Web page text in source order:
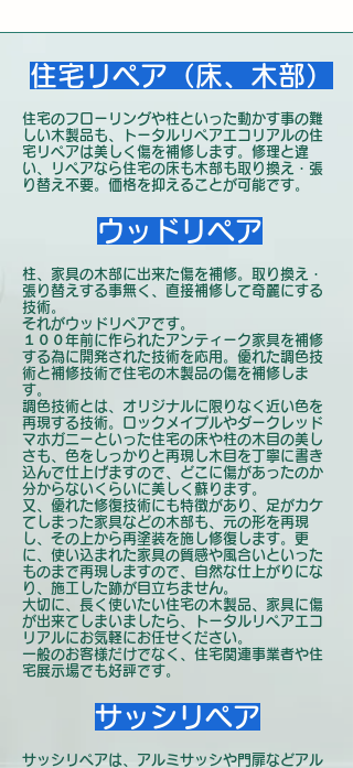
住宅リペア（床、木部）
住宅のフローリングや柱といった動かす事の難
しい木製品も、トータルリペアエコリアルの住
宅リペアは美しく傷を補修します。修理と違
い、リペアなら住宅の床も木部も取り換え・張
り替え不要。価格を抑えることが可能です。
ウッドリペア
柱、家具の木部に出来た傷を補修。取り換え・
張り替えする事無く、直接補修して奇麗にする
技術。
それがウッドリペアです。
１００年前に作られたアンティーク家具を補修
する為に開発された技術を応用。優れた調色技
術と補修技術で住宅の木製品の傷を補修しま
す。
調色技術とは、オリジナルに限りなく近い色を
再現する技術。ロックメイプルやダークレッド
マホガニーといった住宅の床や柱の木目の美し
さも、色をしっかりと再現し木目を丁寧に書き
込んで仕上げますので、どこに傷があったのか
分からないくらいに美しく蘇ります。
又、優れた修復技術にも特徴があり、足がカケ
てしまった家具などの木部も、元の形を再現
し、その上から再塗装を施し修復します。 更
に、使い込まれた家具の質感や風合いといった
ものまで再現しますので、自然な仕上がりにな
り、施工した跡が目立ちません。
大切に、長く使いたい住宅の木製品、家具に傷
が出来てしまいましたら、トータルリペアエコ
リアルにお気軽にお任せください。
​一般のお客様だけでなく、住宅関連事業者や住
宅展示場でも好評です。
サッシリペア
サッシリペアは、アルミサッシや門扉などアル